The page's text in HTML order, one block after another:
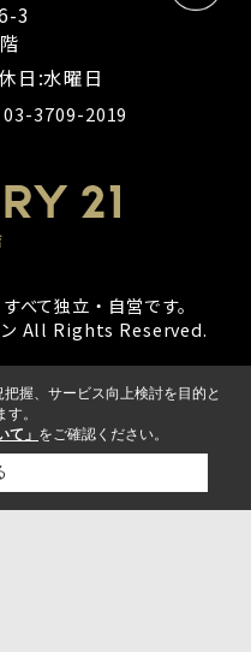
3
日:水曜日
03-3709-2019
べて独立・自営です。
ン All Rights Reserved.
握、サービス向上検討を目的と
。
て」 をご確認ください。